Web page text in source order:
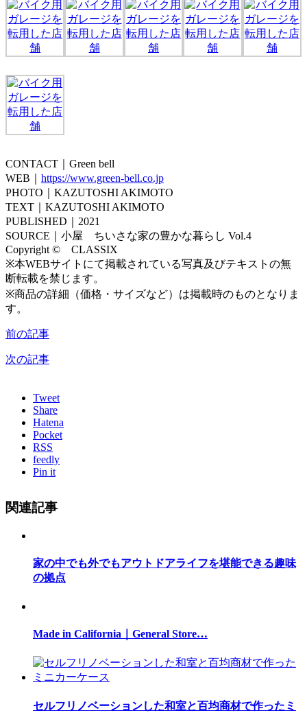
CONTACT｜Green bell
WEB｜ https://www.green-bell.co.jp
PHOTO｜KAZUTOSHI AKIMOTO
TEXT｜KAZUTOSHI AKIMOTO
PUBLISHED｜2021
SOURCE｜小屋 ちいさな家の豊かな暮らし Vol.4
Copyright © CLASSIX
※本WEBサイトにて掲載されている写真及びテキストの無
断転載を禁じます。
※商品の詳細（価格・サイズなど）は掲載時のものとなりま
す。
前の記事
次の記事
Tweet
Share
Hatena
Pocket
RSS
feedly
Pin it
関連記事
家の中でも外でもアウトドアライフを堪能できる趣味
の拠点
Made in California｜General Store…
セルフリノベーションした和室と百均商材で作ったミ